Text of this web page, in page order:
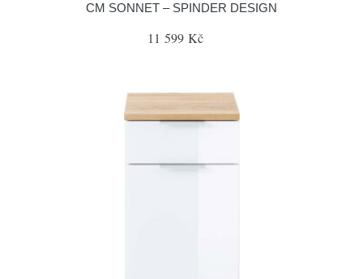
CM SONNET – SPINDER DESIGN
11 599 Kč